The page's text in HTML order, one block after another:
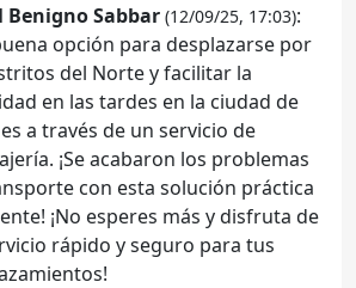
Benigno Sabbar (12/09/25, 17:03):
opción para desplazarse por
del Norte y facilitar la
en las tardes en la ciudad de
a través de un servicio de
¡Se acabaron los problemas
con esta solución práctica
¡No esperes más y disfruta de
rápido y seguro para tus